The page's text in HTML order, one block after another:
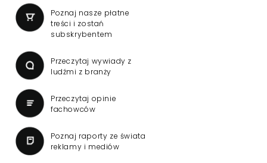
Poznaj nasze płatne
treści i zostań
subskrybentem
Przeczytaj wywiady z
ludźmi z branży
Przeczytaj opinie
fachowców
Poznaj raporty ze świata
reklamy i mediów